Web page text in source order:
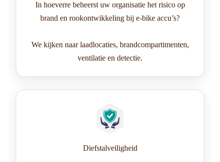
In hoeverre beheerst uw organisatie het risico op
brand en rookontwikkeling bij e-bike accu’s?
We kijken naar laadlocaties, brandcompartimenten,
ventilatie en detectie.
Diefstalveiligheid